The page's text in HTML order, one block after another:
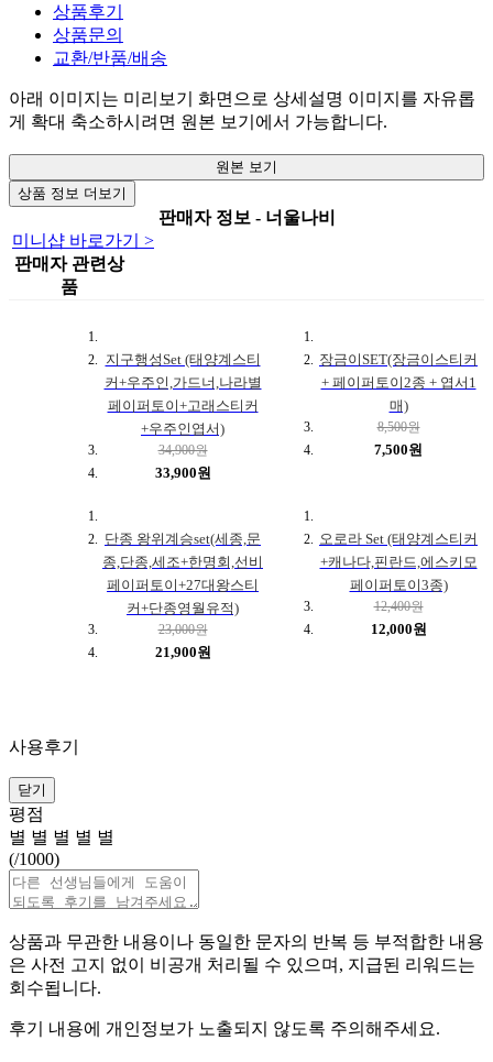
상품후기
상품문의
교환/반품/배송
아래 이미지는 미리보기 화면으로 상세설명 이미지를 자유롭
게 확대 축소하시려면 원본 보기에서 가능합니다.
원본 보기
상품 정보 더보기
판매자 정보 - 너울나비
미니샵 바로가기 >
판매자 관련상
품
지구행성Set (태양계스티
커+우주인,가드너,나라별
페이퍼토이+고래스티커
+우주인엽서)
34,900원
33,900원
장금이SET(장금이스티커
+ 페이퍼토이2종 + 엽서1
매)
8,500원
7,500원
단종 왕위계승set(세종,문
종,단종,세조+한명회,선비
페이퍼토이+27대왕스티
커+단종영월유적)
23,000원
21,900원
오로라 Set (태양계스티커
+캐나다,핀란드,에스키모
페이퍼토이3종)
12,400원
12,000원
사용후기
닫기
평점
별 별 별 별 별
(/1000)
상품과 무관한 내용이나 동일한 문자의 반복 등 부적합한 내용
은 사전 고지 없이 비공개 처리될 수 있으며, 지급된 리워드는
회수됩니다.
후기 내용에 개인정보가 노출되지 않도록 주의해주세요.